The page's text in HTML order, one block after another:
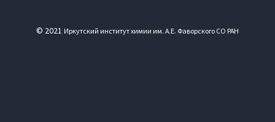
© 2021 Иркутский институт химии им. А.Е. Фаворского СО РАН